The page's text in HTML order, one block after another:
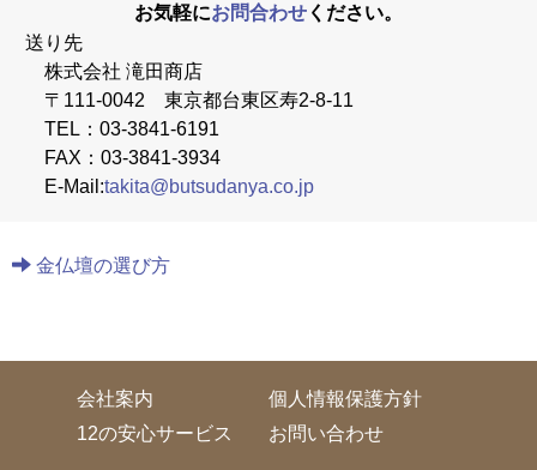
お気軽にお問合わせ ください。
送り先
株式会社 滝田商店
〒111-0042 東京都台東区寿2-8-11
TEL：03-3841-6191
FAX：03-3841-3934
E-Mail:takita@butsudanya.co.jp
金仏壇の選び方
会社案内
個人情報保護方針
12の安心サービス
お問い合わせ